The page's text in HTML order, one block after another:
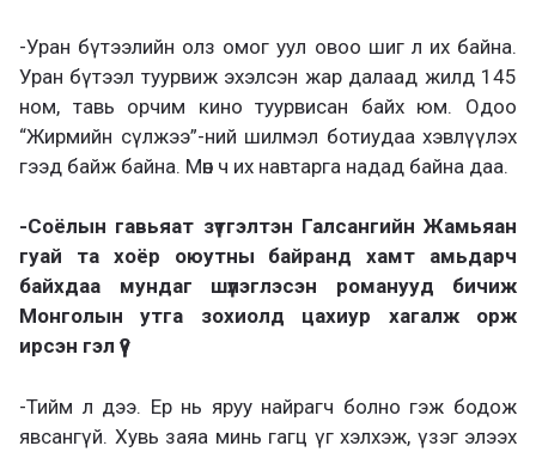
-Уран бүтээлийн олз омог уул овоо шиг л их байна.
Уран бүтээл туурвиж эхэлсэн жар далаад жилд 145
ном, тавь орчим кино туурвисан байх юм. Одоо
“Жирмийн сүлжээ”-ний шилмэл ботиудаа хэвлүүлэх
гээд байж байна. Мөн ч их навтарга надад байна даа.
-Соёлын гавьяат зүтгэлтэн Галсангийн Жамьяан
гуай та хоёр оюутны байранд хамт амьдарч
байхдаа мундаг шүлэглэсэн романууд бичиж
Монголын утга зохиолд цахиур хагалж орж
ирсэн гэл үү?
-Тийм л дээ. Ер нь яруу найрагч болно гэж бодож
явсангүй. Хувь заяа минь гагц үг хэлхэж, үзэг элээх